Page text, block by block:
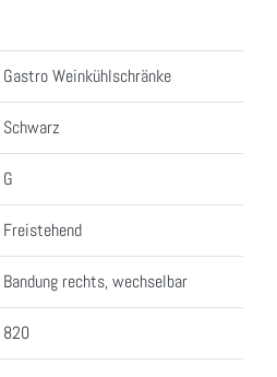
Gastro Weinkühlschränke
Schwarz
G
Freistehend
Bandung rechts, wechselbar
820